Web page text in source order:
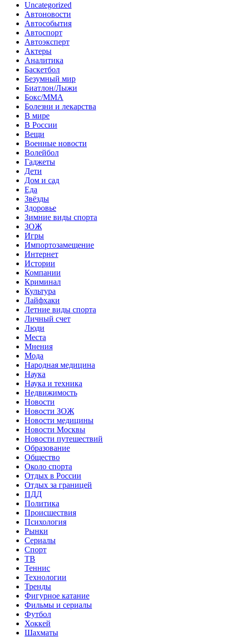
Uncategorized
Автоновости
Автособытия
Автоспорт
Автоэксперт
Актеры
Аналитика
Баскетбол
Безумный мир
Биатлон/Лыжи
Бокс/MMA
Болезни и лекарства
В мире
В России
Вещи
Военные новости
Волейбол
Гаджеты
Дети
Дом и сад
Еда
Звёзды
Здоровье
Зимние виды спорта
ЗОЖ
Игры
Импортозамещение
Интернет
Истории
Компании
Криминал
Культура
Лайфхаки
Летние виды спорта
Личный счет
Люди
Места
Мнения
Мода
Народная медицина
Наука
Наука и техника
Недвижимость
Новости
Новости ЗОЖ
Новости медицины
Новости Москвы
Новости путешествий
Образование
Общество
Около спорта
Отдых в России
Отдых за границей
ПДД
Политика
Происшествия
Психология
Рынки
Сериалы
Спорт
ТВ
Теннис
Технологии
Тренды
Фигурное катание
Фильмы и сериалы
Футбол
Хоккей
Шахматы